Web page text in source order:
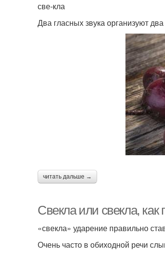
све-кла
Два глас­ных зву­ка орга­ни­зу­ют
читать дальше →
Свекла или свекла,
«свек­ла» уда­ре­ние пра­виль­но
Очень часто в оби­ход­ной речи